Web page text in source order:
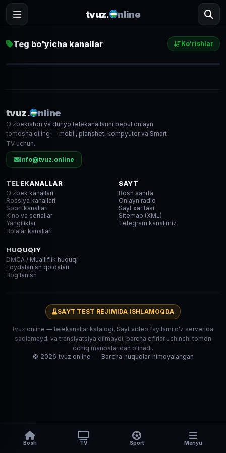
tvuz. nline
Teg bo'yicha kanallar Ko'rishlar
SD
Mahalla TV
tvuz. nline
O'zbekiston va dunyo telekanallarini bepul onlayn
tomosha qiling — mobil, planshet, kompyuter va Smart
TV uchun.
info@tvuz.online
TELEKANALLAR
O'zbek kanallari
Rossiya kanallari
Sport kanallari
Kino va seriallar
Yangiliklar
Bolalar kanallari
SAYT
Bosh sahifa
Onlayn radio
Sayt xaritasi
Sitemap (XML)
Telegram kanalimiz
HUQUQIY
DMCA / Mualliflik huquqi
Foydalanish qoidalari
Bog'lanish
SAYT TEST REJIMIDA ISHLAMOQDA
tvuz.online — telekanallar katalogi. Sayt video fayllarni o'z serverida
saqlamaydi va translyatsiya qilmaydi; barcha efirlar uchinchi tomon
ochiq manbalaridan olinadi.
© 2026 tvuz.online — Barcha huquqlar himoyalangan
Bosh TV Sport Menyu